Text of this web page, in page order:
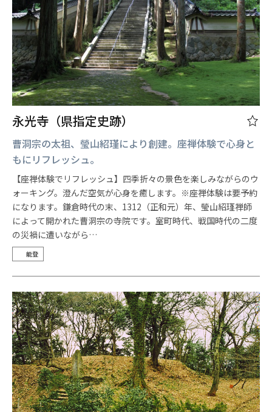
永光寺（県指定史跡）
曹洞宗の太祖、瑩山紹瑾により創建。座禅体験で心身と
もにリフレッシュ。
【座禅体験でリフレッシュ】四季折々の景色を楽しみながらのウ
ォーキング。澄んだ空気が心身を癒します。※座禅体験は要予約
になります。鎌倉時代の末、1312（正和元）年、瑩山紹瑾禅師
によって開かれた曹洞宗の寺院です。室町時代、戦国時代の二度
の災禍に遭いながら…
能登